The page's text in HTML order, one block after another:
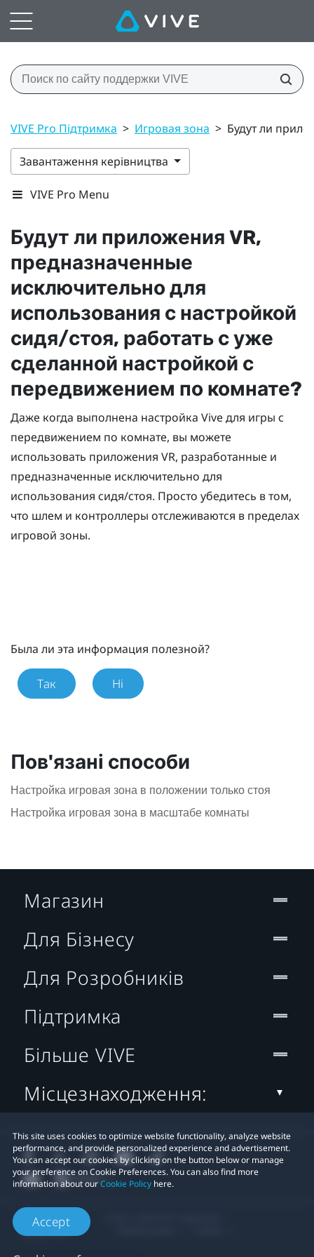
VIVE Pro Підтримка > Игровая зона > Будут ли
Завантаження керівництва
VIVE Pro Menu
Будут ли приложения VR,
предназначенные
исключительно для
использования с настройкой
сидя/стоя, работать с уже
сделанной настройкой с
передвижением по комнате?
Даже когда выполнена настройка Vive для игры с
передвижением по комнате, вы можете
использовать приложения VR, разработанные и
предназначенные исключительно для
использования сидя/стоя. Просто убедитесь в том,
что шлем и контроллеры отслеживаются в пределах
игровой зоны.
Была ли эта информация полезной?
Так Ні
Пов'язані способи
Настройка игровая зона в положении только стоя
Настройка игровая зона в масштабе комнаты
This site uses cookies to optimize website functionality, analyze website
performance, and provide personalized experience and advertisement.
You can accept our cookies by clicking on the button below or manage
your preference on Cookie Preferences. You can also find more
information about ourCookie Policy here.
Accept
Магазин
Для Бізнесу
Для Розробників
Підтримка
Більше VIVE
Місцезнаходження: